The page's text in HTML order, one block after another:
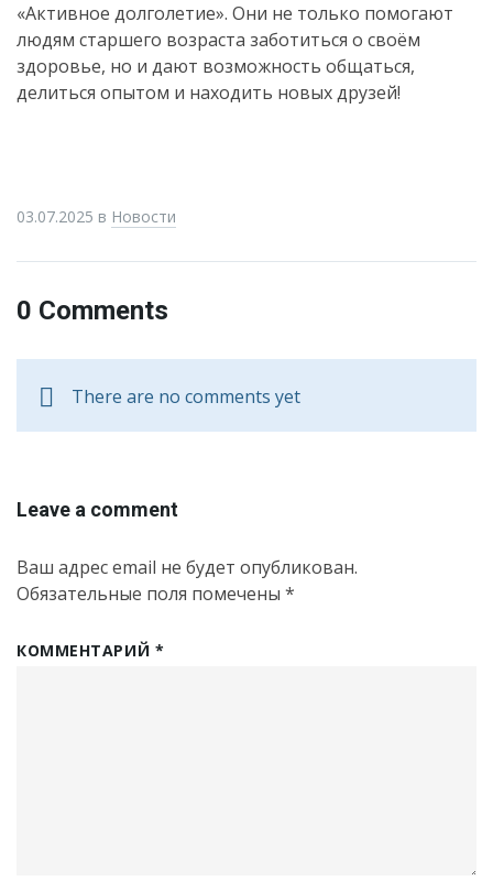
«Активное долголетие». Они не только помогают
людям старшего возраста заботиться о своём
здоровье, но и дают возможность общаться,
делиться опытом и находить новых друзей!
03.07.2025 в Новости
0 Comments
There are no comments yet
Leave a comment
Ваш адрес email не будет опубликован.
Обязательные поля помечены *
КОММЕНТАРИЙ *